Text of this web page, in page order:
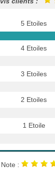
5 Etoiles
4 Etoiles
3 Etoiles
2 Etoiles
1 Etoile
Note :